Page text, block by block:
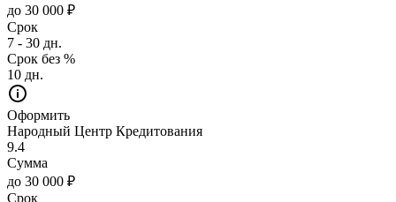
до 30 000 ₽
Срок
7 - 30 дн.
Срок без %
10 дн.
Оформить
Народный Центр Кредитования
9.4
Сумма
до 30 000 ₽
Срок